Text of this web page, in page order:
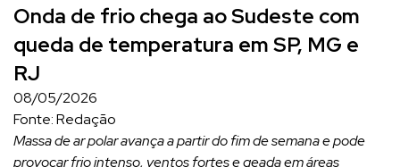
Onda de frio chega ao Sudeste com
queda de temperatura em SP, MG e
RJ
08/05/2026
Fonte: Redação
Massa de ar polar avança a partir do fim de semana e pode
provocar frio intenso, ventos fortes e geada em áreas